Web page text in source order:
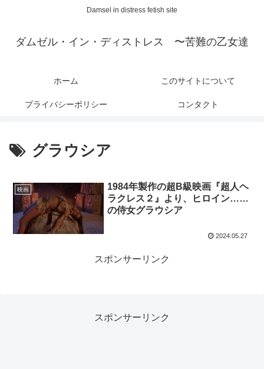
Damsel in distress fetish site
ダムゼル・イン・ディストレス 〜苦難の乙女達
ホーム このサイトについて
プライバシーポリシー コンタクト
グラウシア
映画
1984年製作の超B級映画『超人ヘ
ラクレス２』より、ヒロイン……
の侍女グラウシア
2024.05.27
スポンサーリンク
スポンサーリンク